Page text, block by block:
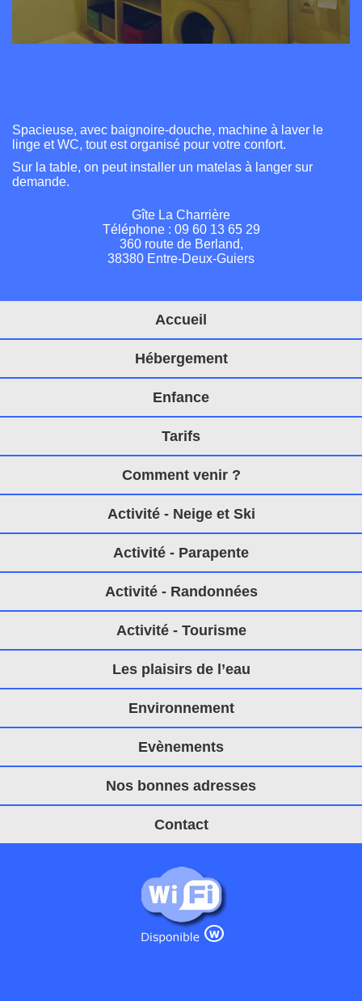
Spacieuse, avec baignoire-douche, machine à laver le
linge et WC, tout est organisé pour votre confort.
Sur la table, on peut installer un matelas à langer sur
demande.
Gîte La Charrière
Téléphone : 09 60 13 65 29
360 route de Berland,
38380 Entre-Deux-Guiers
Accueil
Hébergement
Enfance
Tarifs
Comment venir ?
Activité - Neige et Ski
Activité - Parapente
Activité - Randonnées
Activité - Tourisme
Les plaisirs de l’eau
Environnement
Evènements
Nos bonnes adresses
Contact